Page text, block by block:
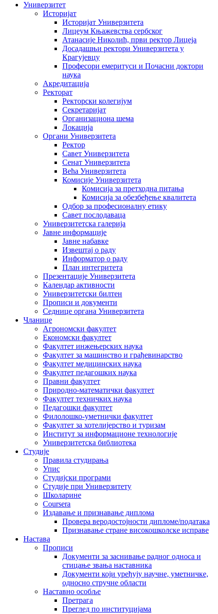
Универзитет
Историјат
Историјат Универзитета
Лицеум Књажевства сербског
Атанасије Николић, први ректор Лицеја
Досадашњи ректори Универзитета у
Крагујевцу
Професори емеритуси и Почасни доктори
наука
Акредитација
Ректорат
Ректорски колегијум
Секретаријат
Организациона шема
Локација
Органи Универзитета
Ректор
Савет Универзитета
Сенат Универзитета
Већа Универзитета
Комисије Универзитета
Комисија за претходна питања
Комисија за обезбеђење квалитета
Одбор за професионалну етику
Савет послодаваца
Универзитетска галерија
Јавне информације
Јавне набавке
Извештај о раду
Информатор о раду
План интегритета
Презентације Универзитета
Календар активности
Универзитетски билтен
Прописи и документи
Седнице органа Универзитета
Чланице
Агрономски факултет
Економски факултет
Факултет инжењерских наука
Факултет за машинство и грађевинарство
Факултет медицинских наука
Факултет педагошких наука
Правни факултет
Природно-математички факултет
Факултет техничких наука
Педагошки факултет
Филолошко-уметнички факултет
Факултет за хотелијерство и туризам
Институт за информационе технологије
Универзитетска библиотека
Студије
Правила студирања
Упис
Студијски програми
Студије при Универзитету
Школарине
Coursera
Издавање и признавање диплома
Провера веродостојности дипломе/података
Признавање стране високошколске исправе
Настава
Прописи
Документи за заснивање радног односа и
стицање звања наставника
Документи који уређују научне, уметничке,
односно стручне области
Наставно особље
Претрага
Преглед по институцијама